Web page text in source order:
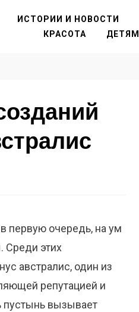
ИСТОРИИ И НОВОСТИ
КРАСОТА
ДЕТЯМ
первую очередь, на ум
Среди этих
австралис, один из
репутацией и
пустынь вызывает